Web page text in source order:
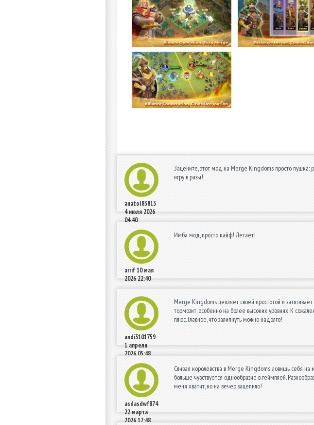
anatol83813
4 июля 2026
04:40
Зацените, этот мод на Merge Kingdoms просто пушка:
игру в разы!
arrif10 мая
2026 22:40
Имба мод, просто кайф! Летает!
andi3101759
1 апреля
2026 05:48
Merge Kingdoms цепляет своей простотой и
тормозит, особенно на более высоких уровнях. К
плюс. Главное, что залипнуть можно надолго!
asdasdwf874
22 марта
2026 17:48
Сливая королевства в Merge Kingdoms, ловишь себя
больше чувствуется однообразие в геймплей.
меня хватит, но на вечер зацепило!